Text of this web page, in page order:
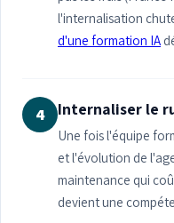
l'internalisation
d'une formation IA
4 Internaliser le
Une fois l'équipe
et l'évolution de
maintenance qui
devient une